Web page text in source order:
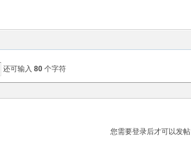
还可输入 80 个字符
您需要登录后才可以发帖